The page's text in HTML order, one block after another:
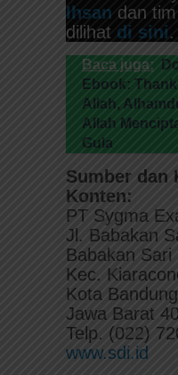
Ihsan dan
dilihat di sini.
Baca juga:
Ebook:
Allah,
Allah
Gula
Sumber dan
Konten:
PT Sygma
Jl. Babakan
Babakan Sari
Kec.
Kota
Jawa Barat
Telp. (022)
www.sdi.id